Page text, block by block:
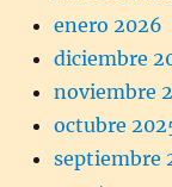
enero 2026
diciembre
noviembre
octubre
septiembre